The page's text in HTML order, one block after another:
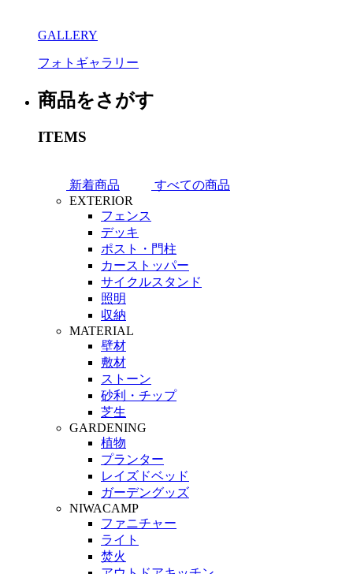
GALLERY
フォトギャラリー
商品をさがす
ITEMS
新着商品
すべての商品
EXTERIOR
フェンス
デッキ
ポスト・門柱
カーストッパー
サイクルスタンド
照明
収納
MATERIAL
壁材
敷材
ストーン
砂利・チップ
芝生
GARDENING
植物
プランター
レイズドベッド
ガーデングッズ
NIWACAMP
ファニチャー
ライト
焚火